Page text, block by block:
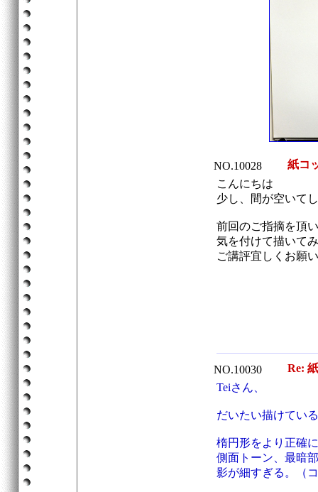
NO.10028
紙コ
こんにちは
少し、間が空いて
前回のご指摘を頂
気を付けて描いて
ご講評宜しくお願
NO.10030
Re:
Teiさん、
だいたい描けてい
楕円形をより正確
側面トーン、最暗
影が細すぎる。（